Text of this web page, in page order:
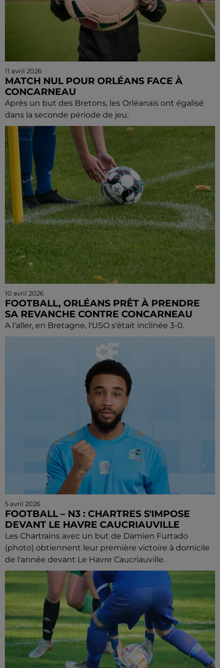
11 avril 2026
MATCH NUL POUR ORLÉANS FACE À
CONCARNEAU
Après un but des Bretons, les Orléanais ont égalisé
dans la seconde période de jeu.
10 avril 2026
FOOTBALL, ORLÉANS PRÊT À PRENDRE
SA REVANCHE CONTRE CONCARNEAU
A l'aller, en Bretagne, l'USO s'était inclinée 3-0.
5 avril 2026
FOOTBALL – N3 : CHARTRES S'IMPOSE
DEVANT LE HAVRE CAUCRIAUVILLE
Les Chartrains avec un but de Damien Furtado
(photo) obtiennent leur première victoire à domicile
de l'année devant Le Havre Caucriauville.